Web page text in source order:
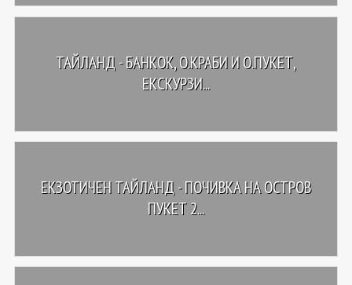
ТАЙЛАНД - БАНКОК, О.КРАБИ И О.ПУКЕТ,
ЕКСКУРЗИ...
ЕКЗОТИЧЕН ТАЙЛАНД - ПОЧИВКА НА ОСТРОВ
ПУКЕТ 2...